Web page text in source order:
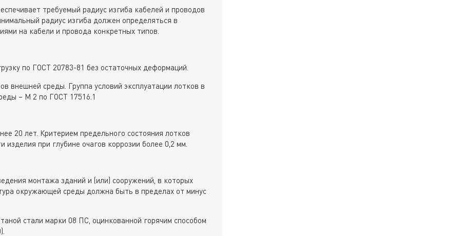
требуемый радиус изгиба кабелей и проводов
радиус изгиба должен определяться в
на кабели и провода конкретных типов.
по ГОСТ 20783-81 без остаточных деформаций.
внешней среды. Группа условий эксплуатации лотков в
– М 2 по ГОСТ 17516.1
20 лет. Критерием предельного состояния лотков
изделия при глубине очагов коррозии более 0,2 мм.
монтажа зданий и (или) сооружений, в которых
окружающей среды должна быть в пределах от минус
стали марки 08 ПС, оцинкованной горячим способом